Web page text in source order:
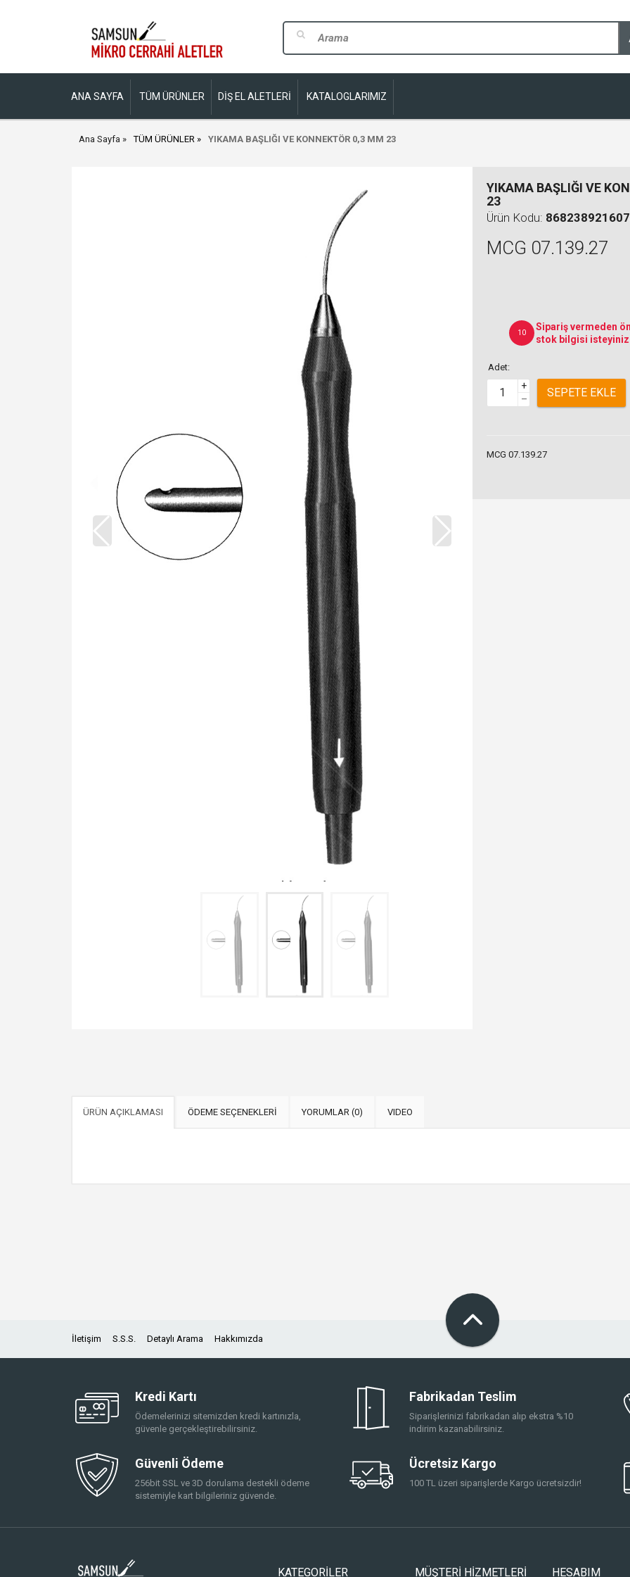
ANA SAYFA TÜM ÜRÜNLER DİŞ EL ALETLERİ KATALOGLARIMIZ
Ana Sayfa TÜM ÜRÜNLER YIKAMA BAŞLIĞI VE KONNEKTÖR 0,3 MM 23
YIKAMA BAŞLIĞI VE
23
Ürün Kodu:
MCG 07.139.27
10
Sipariş vermeden
stok bilgisi
Adet:
+
–
SEPETE EKLE
MCG 07.139.27
ÜRÜN AÇIKLAMASI ÖDEME SEÇENEKLERİ YORUMLAR (0) VIDEO
İletişim S.S.S. Detaylı Arama Hakkımızda
Kredi Kartı
Ödemelerinizi sitemizden kredi kartınızla,
güvenle gerçekleştirebilirsiniz.
Fabrikadan Teslim
Siparişlerinizi fabrikadan alıp ekstra %10
indirim kazanabilirsiniz.
Güvenli Ödeme
256bit SSL ve 3D dorulama destekli ödeme
sistemiyle kart bilgileriniz güvende.
Ücretsiz Kargo
100 TL üzeri siparişlerde Kargo ücretsizdir!
KATEGORİLER MÜŞTERİ HİZMETLERİ HESABIM